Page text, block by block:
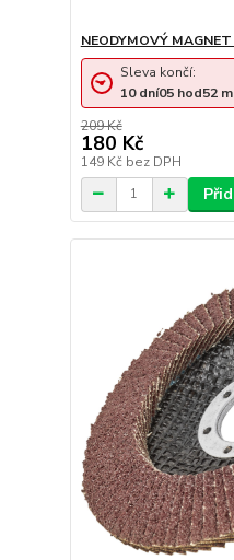
NEODYMOVÝ
209 Kč
180 Kč
149 Kč bez DPH
Sleva končí:
10 dní05 hod52